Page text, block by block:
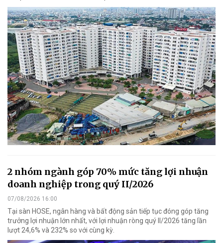
2 nhóm ngành góp 70% mức tăng lợi nhuận
doanh nghiệp trong quý II/2026
07/08/2026 16:00
Tại sàn HOSE, ngân hàng và bất động sản tiếp tục đóng góp tăng
trưởng lợi nhuận lớn nhất, với lợi nhuận ròng quý II/2026 tăng lần
lượt 24,6% và 232% so với cùng kỳ.